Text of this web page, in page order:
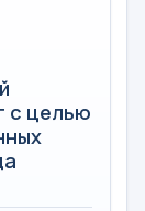
с целью